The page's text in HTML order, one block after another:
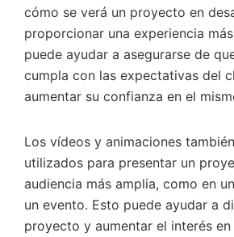
cómo se verá un proyecto en
proporcionar una experiencia
puede ayudar a asegurarse de
cumpla con las expectativas del
aumentar su confianza en el
Los vídeos y animaciones
utilizados para presentar un
audiencia más amplia, como en
un evento. Esto puede ayudar a
proyecto y aumentar el interés en